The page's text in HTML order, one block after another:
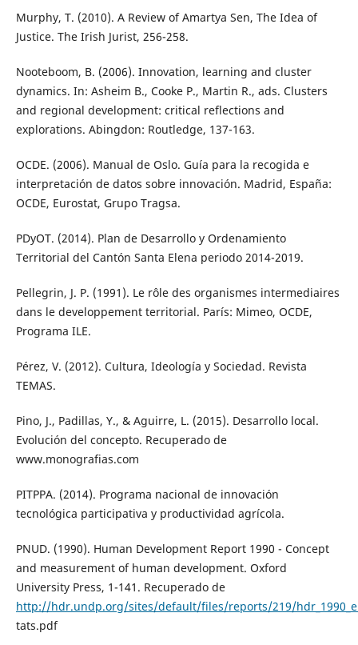
Murphy, T. (2010). A Review of Amartya Sen, The Idea of
Justice. The Irish Jurist, 256-258.
Nooteboom, B. (2006). Innovation, learning and cluster
dynamics. In: Asheim B., Cooke P., Martin R., ads. Clusters
and regional development: critical reflections and
explorations. Abingdon: Routledge, 137-163.
OCDE. (2006). Manual de Oslo. Guía para la recogida e
interpretación de datos sobre innovación. Madrid, España:
OCDE, Eurostat, Grupo Tragsa.
PDyOT. (2014). Plan de Desarrollo y Ordenamiento
Territorial del Cantón Santa Elena periodo 2014-2019.
Pellegrin, J. P. (1991). Le rôle des organismes intermediaires
dans le developpement territorial. París: Mimeo, OCDE,
Programa ILE.
Pérez, V. (2012). Cultura, Ideología y Sociedad. Revista
TEMAS.
Pino, J., Padillas, Y., & Aguirre, L. (2015). Desarrollo local.
Evolución del concepto. Recuperado de
www.monografias.com
PITPPA. (2014). Programa nacional de innovación
tecnológica participativa y productividad agrícola.
PNUD. (1990). Human Development Report 1990 - Concept
and measurement of human development. Oxford
University Press, 1-141. Recuperado de
http://hdr.undp.org/sites/default/files/reports/219/
tats.pdf